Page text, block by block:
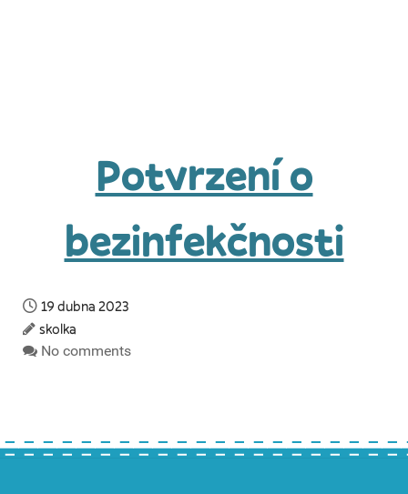
Potvrzení o
bezinfekčnosti
19 dubna 2023
skolka
No comments